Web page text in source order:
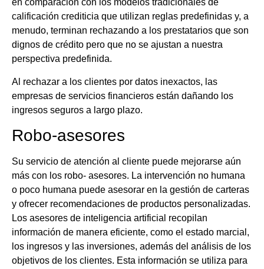
en comparación con los modelos tradicionales de
calificación crediticia que utilizan reglas predefinidas y, a
menudo, terminan rechazando a los prestatarios que son
dignos de crédito pero que no se ajustan a nuestra
perspectiva predefinida.
Al rechazar a los clientes por datos inexactos, las
empresas de servicios financieros están dañando los
ingresos seguros a largo plazo.
Robo-asesores
Su servicio de atención al cliente puede mejorarse aún
más con los robo- asesores. La intervención no humana
o poco humana puede asesorar en la gestión de carteras
y ofrecer recomendaciones de productos personalizadas.
Los asesores de inteligencia artificial recopilan
información de manera eficiente, como el estado marcial,
los ingresos y las inversiones, además del análisis de los
objetivos de los clientes. Esta información se utiliza para